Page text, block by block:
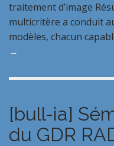
traitement d’image
multicritère a conduit
modèles, chacun
→
[bull-ia]
du GDR